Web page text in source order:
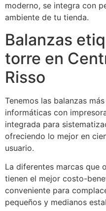
moderno, se integra con
ambiente de tu tienda.
Balanzas
torre en
Risso
Tenemos las balanzas
informáticas con
integrada para
ofreciendo lo mejor en
usuario.
La diferentes marcas que
tienen el mejor costo-
conveniente para
pequeños y medianos